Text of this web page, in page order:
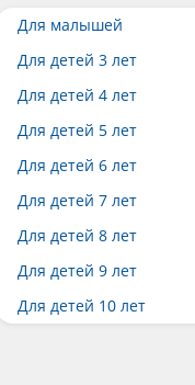
Для малышей
Для детей 3 лет
Для детей 4 лет
Для детей 5 лет
Для детей 6 лет
Для детей 7 лет
Для детей 8 лет
Для детей 9 лет
Для детей 10 лет